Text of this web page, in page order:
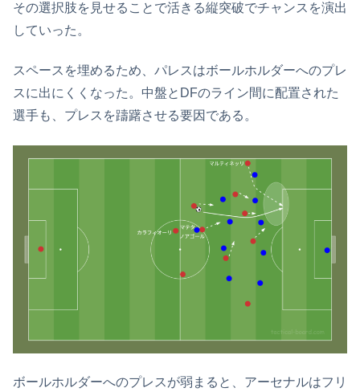
その選択肢を見せることで活きる縦突破でチャンスを演出
していった。
スペースを埋めるため、パレスはボールホルダーへのプレ
スに出にくくなった。中盤とDFのライン間に配置された
選手も、プレスを躊躇させる要因である。
ボールホルダーへのプレスが弱まると、アーセナルはフリ